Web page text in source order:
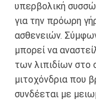
υπερβολική
για την πρόωρη
ασθενειών.
μπορεί να
των λιπιδίων στο
μιτοχόνδρια που
συνδέεται με